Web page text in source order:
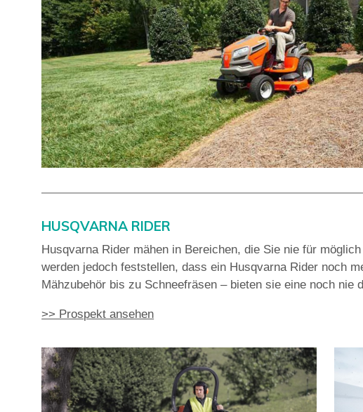
HUSQVARNA RIDER
Husqvarna Rider mähen in Bereichen, die Sie nie für
werden jedoch feststellen, dass ein Husqvarna Rider noch
Mähzubehör bis zu Schneefräsen – bieten sie eine noch nie
>> Prospekt ansehen